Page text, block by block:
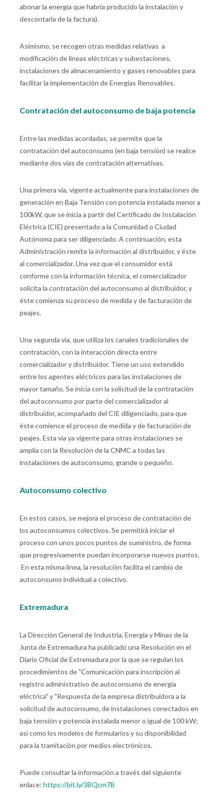
abonar la energía que habría producido la instalación y
descontarla de la factura).
Asimismo, se recogen otras medidas relativas a
modificación de líneas eléctricas y subestaciones,
instalaciones de almacenamiento y gases renovables para
facilitar la implementación de Energías Renovables.
Contratación del autoconsumo de baja potencia
Entre las medidas acordadas, se permite que la
contratación del autoconsumo (en baja tensión) se realice
mediante dos vías de contratación alternativas.
Una primera vía, vigente actualmente para instalaciones de
generación en Baja Tensión con potencia instalada menor a
100kW, que se inicia a partir del Certificado de Instalación
Eléctrica (CIE) presentado a la Comunidad o Ciudad
Autónoma para ser diligenciado. A continuación, esta
Administración remite la información al distribuidor, y éste
al comercializador. Una vez que el consumidor está
conforme con la información técnica, el comercializador
solicita la contratación del autoconsumo al distribuidor, y
éste comienza su proceso de medida y de facturación de
peajes.
Una segunda vía, que utiliza los canales tradicionales de
contratación, con la interacción directa entre
comercializador y distribuidor. Tiene un uso extendido
entre los agentes eléctricos para las instalaciones de
mayor tamaño. Se inicia con la solicitud de la contratación
del autoconsumo por parte del comercializador al
distribuidor, acompañado del CIE diligenciado, para que
éste comience el proceso de medida y de facturación de
peajes. Esta vía ya vigente para otras instalaciones se
amplía con la Resolución de la CNMC a todas las
instalaciones de autoconsumo, grande o pequeño.
Autoconsumo colectivo
En estos casos, se mejora el proceso de contratación de
los autoconsumos colectivos. Se permitirá iniciar el
proceso con unos pocos puntos de suministro, de forma
que progresivamente puedan incorporarse nuevos puntos.
En esta misma línea, la resolución facilita el cambio de
autoconsumo individual a colectivo.
Extremadura
La Dirección General de Industria, Energía y Minas de la
Junta de Extremadura ha publicado una Resolución en el
Diario Oficial de Extremadura por la que se regulan los
procedimientos de "Comunicación para inscripción al
registro administrativo de autoconsumo de energía
eléctrica" y "Respuesta de la empresa distribuidora a la
solicitud de autoconsumo, de instalaciones conectados en
baja tensión y potencia instalada menor o igual de 100 kW;
así como los modelos de formularios y su disponibilidad
para la tramitación por medios electrónicos.
Puede consultar la información a través del siguiente
enlace: https://bit.ly/3BQcm7B